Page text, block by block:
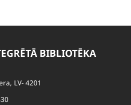
BIBLIOTĒKA
LV- 4201